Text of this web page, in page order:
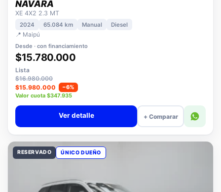
NISSAN
NAVARA
XE 4X2 2.3 MT
2024
📍 Maipú
Desde · con financiamiento
$15.780.000
Lista
$16.980.000
$15.980.000
−6%
Valor cuota $347.935
+ Comparar
RESERVADO